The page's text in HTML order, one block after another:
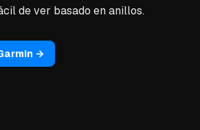
de ver basado en anillos.
→